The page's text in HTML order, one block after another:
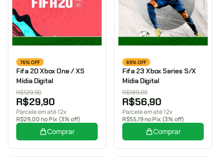
76% OFF
Fifa 20 Xbox One / XS
Mídia Digital
R$129,90
R$29,90
Parcele em até 12x
R$29,00no Pix (3% off)
Comprar
69% OFF
Fifa 23 Xbox Series S/X
Mídia Digital
R$189,09
R$56,90
Parcele em até 12x
R$55,19no Pix (3% off)
Comprar